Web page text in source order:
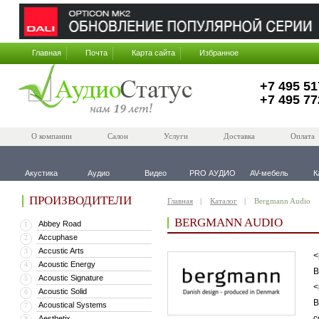
Главная Почта Карта сайта Избранное
+7 495
+7 495
О компании Салон Услуги Доставка Оплата
Акустика Аудио Видео PRO АУДИО AV-мебель
ПРОИЗВОДИТЕЛИ
1 Abbey Road
2 Accuphase
3 Accustic Arts
4 Acoustic Energy
5 Acoustic Signature
6 Acoustic Solid
7 Acoustical Systems
Главная Каталог Bergmann Audio
BERGMANN AUDIO